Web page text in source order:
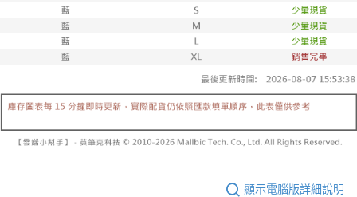
１．透過由恩沛科技股份有限公司提供之「AFTEE先享後付」服務完成之交
易，需依本服務之必要範圍內提供個人資料，並將交易相關給付款項請求債
權轉讓予恩沛科技股份有限公司。
https://aftee.tw/terms/#terms3
３．未成年的使用者請事先徵得法定代理人或監護人之同意方可使用
「AFTEE先享後付」，若未經同意申辦者引起之損失，本公司不負相關責
任。
每筆NT$60，滿NT$1,800(含以上)免運費
付款後7-11取貨
每筆NT$60，滿NT$1,600(含以上)免運費
每筆NT$100，滿NT$2,500(含以上)免運費
國家/地區配送 查看運費
顯示電腦版詳細說明